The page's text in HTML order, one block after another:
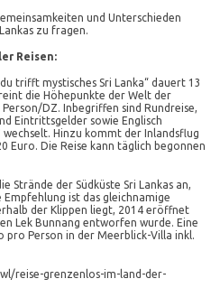
und Unterschieden
zu fragen.
Reisen:
trifft mystisches Sri Lanka“ dauert 13
die Höhepunkte der Welt der
DZ. Inbegriffen sind Rundreise,
Eintrittsgelder sowie Englisch
wechselt. Hinzu kommt der Inlandsflug
Euro. Die Reise kann täglich begonnen
Strände der Südküste Sri Lankas an,
Empfehlung ist das gleichnamige
der Klippen liegt, 2014 eröffnet
Lek Bunnang entworfen wurde. Eine
pro Person in der Meerblick-Villa inkl.
reise-grenzenlos-im-land-der-